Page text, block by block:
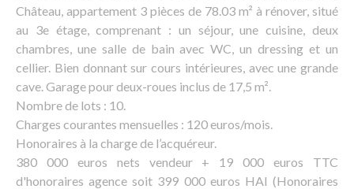
Château, appartement 3 pièces de 78.03 m² à rénover, situé
au 3e étage, comprenant : un séjour, une cuisine, deux
chambres, une salle de bain avec WC, un dressing et un
cellier. Bien donnant sur cours intérieures, avec une grande
cave. Garage pour deux-roues inclus de 17,5 m².
Nombre de lots : 10.
Charges courantes mensuelles : 120 euros/mois.
Honoraires à la charge de l’acquéreur.
380 000 euros nets vendeur + 19 000 euros TTC
d'honoraires agence soit 399 000 euros HAI (Honoraires